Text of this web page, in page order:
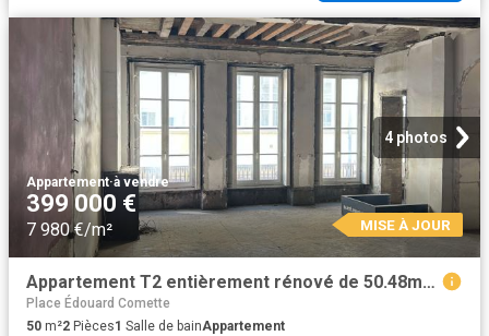
4 photos
Appartement·à vendre
399 000 €
7 980 €/m² MISE À JOUR
Appartement T2 entièrement rénové de 50.48m2 rue Mercière !
Place Édouard Comette
50 m²2 Pièces1 Salle de bainAppartement